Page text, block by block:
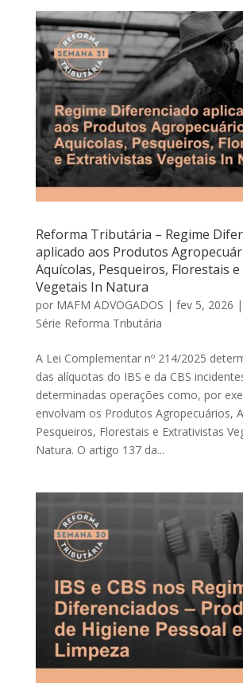
Reforma Tributária – Regime
aplicado aos Produtos
Aquícolas, Pesqueiros, Florestais
Vegetais In Natura
por MAFM ADVOGADOS | fev 5, 2026 |
Série Reforma Tributária
A Lei Complementar nº 214/2025
das alíquotas do IBS e da CBS
determinadas operações como, por
envolvam os Produtos Agropecuários,
Pesqueiros, Florestais e Extrativistas
Natura. O artigo 137 da...